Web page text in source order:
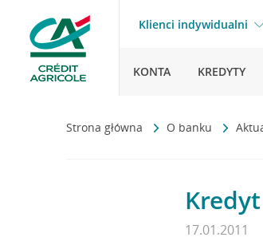
Klienci indywidualni
KONTA KREDYTY
Strona główna O banku
17.01.2011